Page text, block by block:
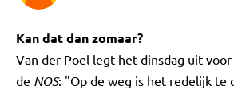
Kan dat dan zomaar?
Van der Poel legt het dinsdag uit
de NOS: "Op de weg is het redelijk te